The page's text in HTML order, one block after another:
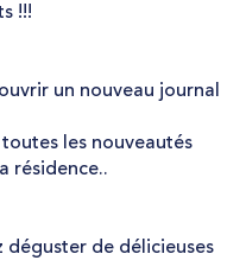
!!!
un nouveau journal
les nouveautés
résidence..
déguster de délicieuses